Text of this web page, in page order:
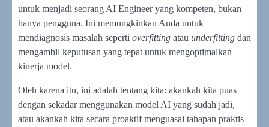
untuk menjadi seorang AI Engineer yang kompeten, bukan
hanya pengguna. Ini memungkinkan Anda untuk
mendiagnosis masalah seperti overfitting atau underfitting dan
mengambil keputusan yang tepat untuk mengoptimalkan
kinerja model.
Oleh karena itu, ini adalah tentang kita: akankah kita puas
dengan sekadar menggunakan model AI yang sudah jadi,
atau akankah kita secara proaktif menguasai tahapan praktis